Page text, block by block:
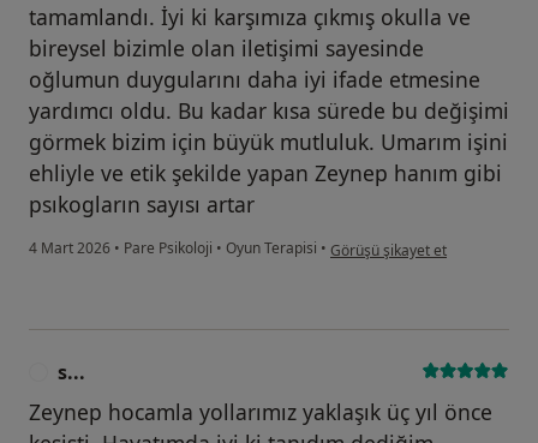
tamamlandı. İyi ki karşımıza çıkmış okulla ve
bireysel bizimle olan iletişimi sayesinde
oğlumun duygularını daha iyi ifade etmesine
yardımcı oldu. Bu kadar kısa sürede bu değişimi
görmek bizim için büyük mutluluk. Umarım işini
ehliyle ve etik şekilde yapan Zeynep hanım gibi
psıkogların sayısı artar
4 Mart 2026 • Pare Psikoloji • Oyun Terapisi • kullanıcının görüşüne göre n.....
Görüşü şikayet et
s...
Zeynep hocamla yollarımız yaklaşık üç yıl önce